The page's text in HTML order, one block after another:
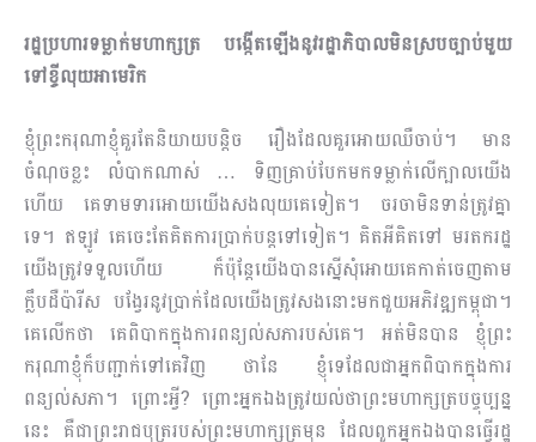
រដ្ឋប្រហារទម្លាក់មហាក្សត្រ បង្កើតឡើងនូវរដ្ឋាភិបាលមិនស្របច្បាប់មួយ
ទៅខ្ចីលុយអាមេរិក
ខ្ញុំព្រះករុណាខ្ញុំគួរតែនិយាយបន្ដិច រឿងដែលគួរអោយឈឺចាប់។ មាន
ចំណុចខ្លះ លំបាកណាស់ … ទិញគ្រាប់​បែកមកទម្លាក់លើក្បាលយើង
ហើយ គេទាមទារអោយយើងសងលុយគេទៀត។ ចរចាមិនទាន់ត្រូវគ្នា
ទេ។ ឥឡូវ គេចេះតែគិតការប្រាក់បន្តទៅទៀត។ គិតអីគិតទៅ មរតករដ្ឋ
យើងត្រូវទទួលហើយ ក៏ប៉ុន្តែយើងបានស្នើសុំអោយ​គេកាត់ចេញតាម
ក្លឹបដឺប៉ារីស បង្វែរនូវប្រាក់ដែលយើងត្រូវសងនោះមកជួយអភិវឌ្ឍកម្ពុជា។
គេលើកថា គេពិបាកក្នុងការពន្យល់សភារបស់គេ។ អត់មិនបាន ខ្ញុំព្រះ
ករុណាខ្ញុំក៏បញ្ជាក់ទៅគេវិញ ថានែ ខ្ញុំទេដែលជាអ្នកពិ​បាកក្នុងការ
ពន្យល់សភា។ ព្រោះអ្វី? ព្រោះអ្នកឯងត្រូវយល់ថាព្រះមហាក្សត្របច្ចុប្បន្ន
នេះ គឺជាព្រះរាជបុត្ររបស់ព្រះមហាក្សត្រមុន ដែលពួកអ្នកឯងបានធ្វើរដ្ឋ